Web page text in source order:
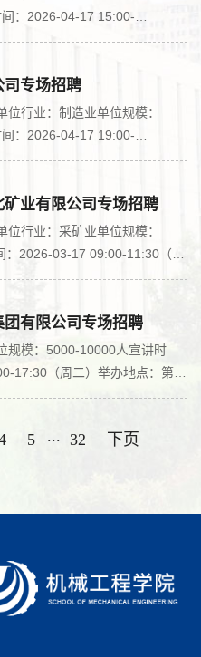
公司拥有国家级重点实验室、国
：2026-04-17 15:00-
：第三多功能厅宣讲学校：内
钢铁有限公司校园招聘简章青
简称：青岛特钢）隶属中信泰富
钢制造基地，地处山东省青岛市
司专场招聘
行业：制造业单位规模：
：2026-04-17 19:00-
：第三多功能厅宣讲学校：内
园招聘简章【企业简介】大冶
：大冶特钢），始建于1913
国近代“钢铁摇篮”，地处都市
业有限公司专场招聘
行业：采矿业单位规模：
：2026-03-17 09:00-11:30（周
功能厅宣讲学校：内蒙古科技大
一、公司简介西北矿业是山东能
司。2021年，山东能源集团整
集团、新矿集团、肥城煤业、临
有限公司专场招聘
规模：5000-10000人宣讲时
17:30（周二）举办地点：第一
蒙古科技大学宣讲类别：线下宣
公司成立于2008年2月，注册资
5 ... 32 下页